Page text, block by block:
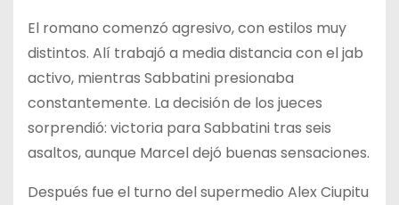
El romano comenzó agresivo, con estilos muy
distintos. Alí trabajó a media distancia con el jab
activo, mientras Sabbatini presionaba
constantemente. La decisión de los jueces
sorprendió: victoria para Sabbatini tras seis
asaltos, aunque Marcel dejó buenas sensaciones.
Después fue el turno del supermedio Alex Ciupitu